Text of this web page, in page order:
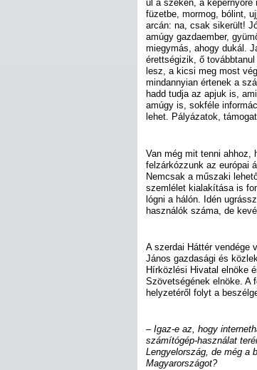
ül a széken, a képernyőre
füzetbe, mormog, bólint,
arcán: na, csak sikerült!
amúgy gazdaember,
miegymás, ahogy dukál.
érettségizik, ő
lesz, a kicsi meg most
mindannyian értenek a
hadd tudja az apjuk is,
amúgy is, sokféle
lehet. Pályázatok,
Van még mit tenni ahhoz,
felzárkózzunk az európai
Nemcsak a műszaki
szemlélet kialakítása is
lógni a hálón. Idén
használók száma, de
A szerdai Háttér vendége
János gazdasági és
Hírközlési Hivatal elnöke
Szövetségének elnöke. A
helyzetéről folyt a
– Igaz-e az, hogy
számítógép-használat
Lengyelország, de még a
Magyarországot?